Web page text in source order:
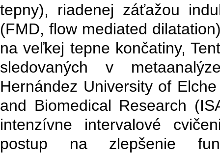
tepny), riadenej záťažou
(FMD, flow mediated
na veľkej tepne končatiny,
sledovaných v
Hernández University of
and Biomedical Research
intenzívne intervalové
postup na zlepšenie